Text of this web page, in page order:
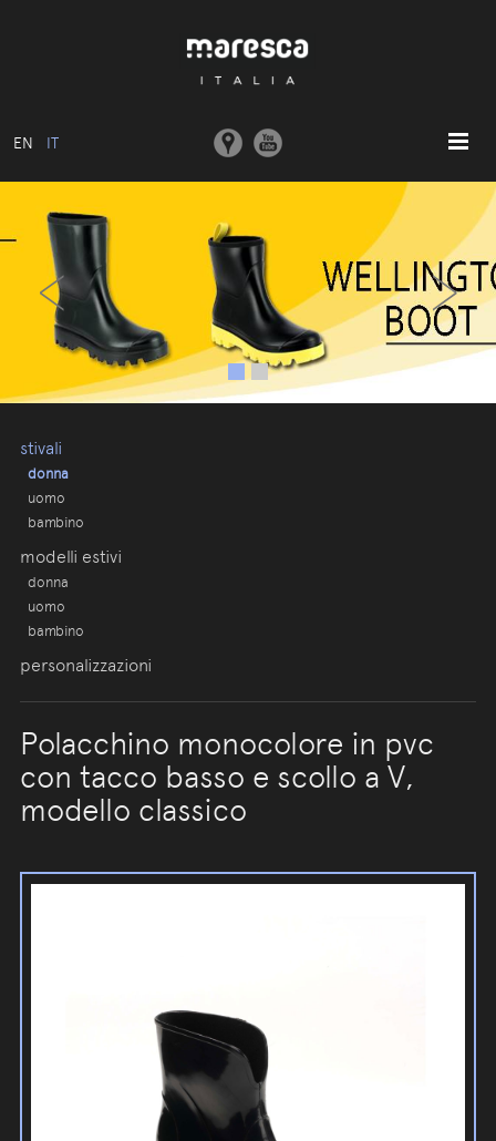
EN IT
ABOUT US
MODELLI BASE
COLLEZIONI
STAMPI E MACCHINARI
COMUNICAZIONE
‹ ›
stivali
donna
uomo
bambino
modelli estivi
donna
uomo
bambino
personalizzazioni
Polacchino monocolore in pvc
con tacco basso e scollo a V,
modello classico